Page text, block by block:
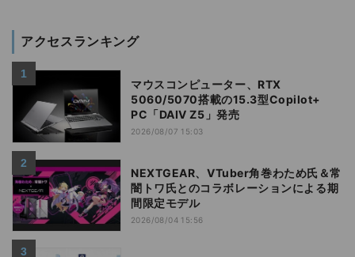
アクセスランキング
マウスコンピューター、RTX
5060/5070搭載の15.3型Copilot+
PC「DAIV Z5」発売
2026/08/07 15:03
NEXTGEAR、VTuber角巻わため氏＆常
闇トワ氏とのコラボレーションによる期
間限定モデル
2026/08/04 15:56